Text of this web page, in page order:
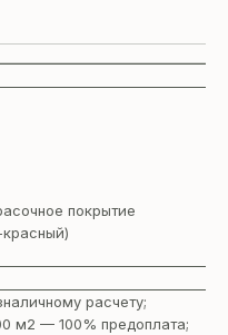
покрытие
расчету;
м2 — 100% предоплата;